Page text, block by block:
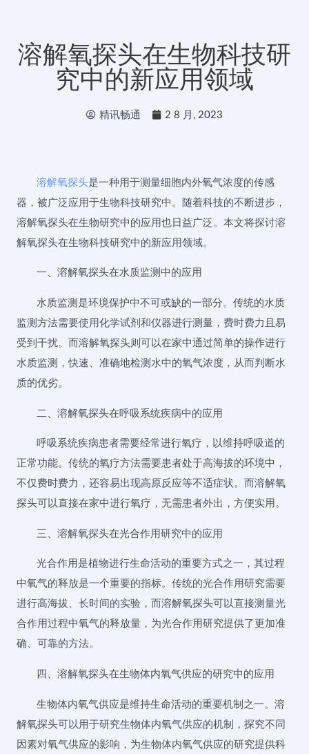
溶解氧探头在生物科技研
究中的新应用领域
精讯畅通 2 8 月, 2023
溶解氧探头是一种用于测量细胞内外氧气浓度的传感
器，被广泛应用于生物科技研究中。随着科技的不断进步，
溶解氧探头在生物研究中的应用也日益广泛。本文将探讨溶
解氧探头在生物科技研究中的新应用领域。
一、溶解氧探头在水质监测中的应用
水质监测是环境保护中不可或缺的一部分。传统的水质
监测方法需要使用化学试剂和仪器进行测量，费时费力且易
受到干扰。而溶解氧探头则可以在家中通过简单的操作进行
水质监测，快速、准确地检测水中的氧气浓度，从而判断水
质的优劣。
二、溶解氧探头在呼吸系统疾病中的应用
呼吸系统疾病患者需要经常进行氧疗，以维持呼吸道的
正常功能。传统的氧疗方法需要患者处于高海拔的环境中，
不仅费时费力，还容易出现高原反应等不适症状。而溶解氧
探头可以直接在家中进行氧疗，无需患者外出，方便实用。
三、溶解氧探头在光合作用研究中的应用
光合作用是植物进行生命活动的重要方式之一，其过程
中氧气的释放是一个重要的指标。传统的光合作用研究需要
进行高海拔、长时间的实验，而溶解氧探头可以直接测量光
合作用过程中氧气的释放量，为光合作用研究提供了更加准
确、可靠的方法。
四、溶解氧探头在生物体内氧气供应的研究中的应用
生物体内氧气供应是维持生命活动的重要机制之一。溶
解氧探头可以用于研究生物体内氧气供应的机制，探究不同
因素对氧气供应的影响，为生物体内氧气供应的研究提供科